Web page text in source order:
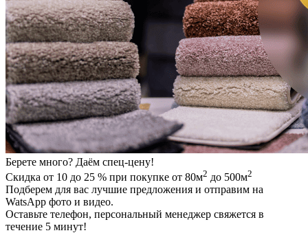
Берете много? Даём спец-цену!
Скидка от 10 до 25 % при покупке от 80м2 до 500м2
Подберем для вас лучшие предложения и отправим на
WatsApp фото и видео.
Оставьте телефон, персональный менеджер свяжется в
течение 5 минут!